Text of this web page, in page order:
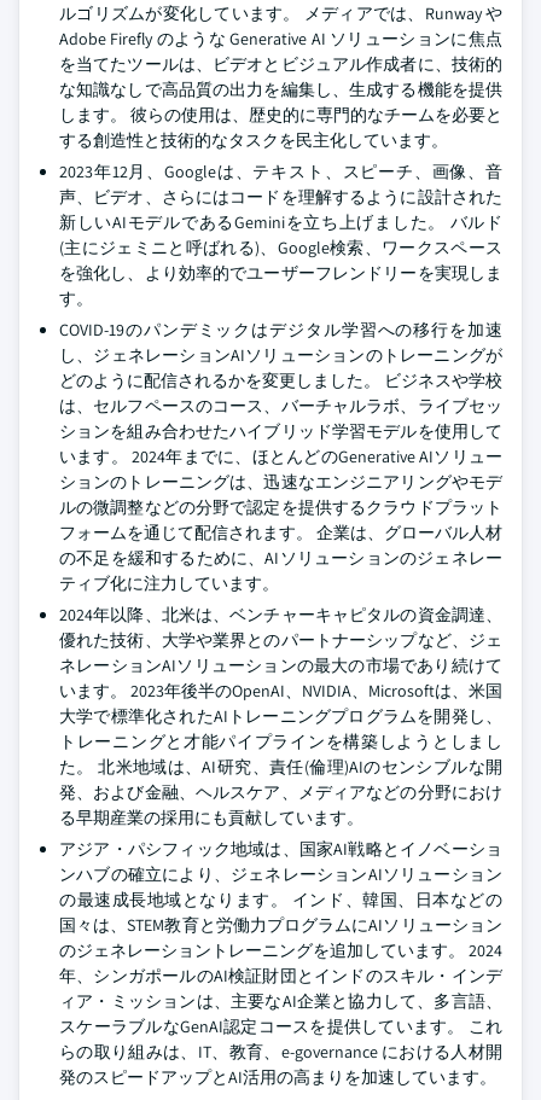
ルゴリズムが変化しています。 メディアでは、Runway や
Adobe Firefly のような Generative AI ソリューションに焦点
を当てたツールは、ビデオとビジュアル作成者に、技術的
な知識なしで高品質の出力を編集し、生成する機能を提供
します。 彼らの使用は、歴史的に専門的なチームを必要と
する創造性と技術的なタスクを民主化しています。
2023年12月、Googleは、テキスト、スピーチ、画像、音
声、ビデオ、さらにはコードを理解するように設計された
新しいAIモデルであるGeminiを立ち上げました。 バルド
(主にジェミニと呼ばれる)、Google検索、ワークスペース
を強化し、より効率的でユーザーフレンドリーを実現しま
す。
COVID-19のパンデミックはデジタル学習への移行を加速
し、ジェネレーションAIソリューションのトレーニングが
どのように配信されるかを変更しました。 ビジネスや学校
は、セルフペースのコース、バーチャルラボ、ライブセッ
ションを組み合わせたハイブリッド学習モデルを使用して
います。 2024年までに、ほとんどのGenerative AIソリュー
ションのトレーニングは、迅速なエンジニアリングやモデ
ルの微調整などの分野で認定を提供するクラウドプラット
フォームを通じて配信されます。 企業は、グローバル人材
の不足を緩和するために、AIソリューションのジェネレー
ティブ化に注力しています。
2024年以降、北米は、ベンチャーキャピタルの資金調達、
優れた技術、大学や業界とのパートナーシップなど、ジェ
ネレーションAIソリューションの最大の市場であり続けて
います。 2023年後半のOpenAI、NVIDIA、Microsoftは、米国
大学で標準化されたAIトレーニングプログラムを開発し、
トレーニングと才能パイプラインを構築しようとしまし
た。 北米地域は、AI研究、責任(倫理)AIのセンシブルな開
発、および金融、ヘルスケア、メディアなどの分野におけ
る早期産業の採用にも貢献しています。
アジア・パシフィック地域は、国家AI戦略とイノベーショ
ンハブの確立により、ジェネレーションAIソリューション
の最速成長地域となります。 インド、韓国、日本などの
国々は、STEM教育と労働力プログラムにAIソリューション
のジェネレーショントレーニングを追加しています。 2024
年、シンガポールのAI検証財団とインドのスキル・インデ
ィア・ミッションは、主要なAI企業と協力して、多言語、
スケーラブルなGenAI認定コースを提供しています。 これ
らの取り組みは、IT、教育、e-governance における人材開
発のスピードアップとAI活用の高まりを加速しています。